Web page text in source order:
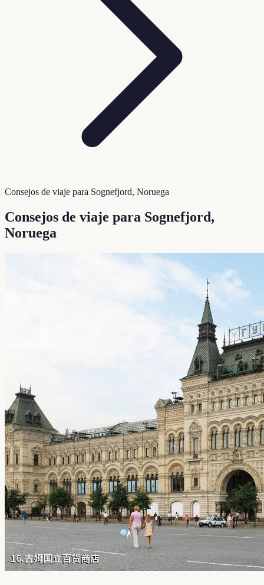
Consejos de viaje para Sognefjord, Noruega
Consejos de viaje para Sognefjord,
Noruega